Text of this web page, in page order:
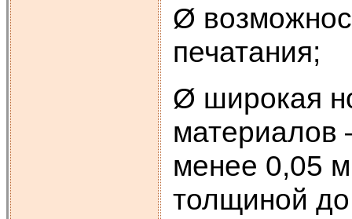
Ø
печатания;
Ø широкая
материалов
менее 0,05
толщиной